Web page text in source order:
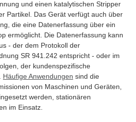
und einen katalytischen Stripper
Partikel. Das Gerät verfügt auch über
die eine Datenerfassung über ein
ermöglicht. Die Datenerfassung kann
- der dem Protokoll der
SR 941.242 entspricht - oder im
der kundenspezifische
Häufige Anwendungen sind die
von Maschinen und Geräten,
werden, stationären
im Einsatz.